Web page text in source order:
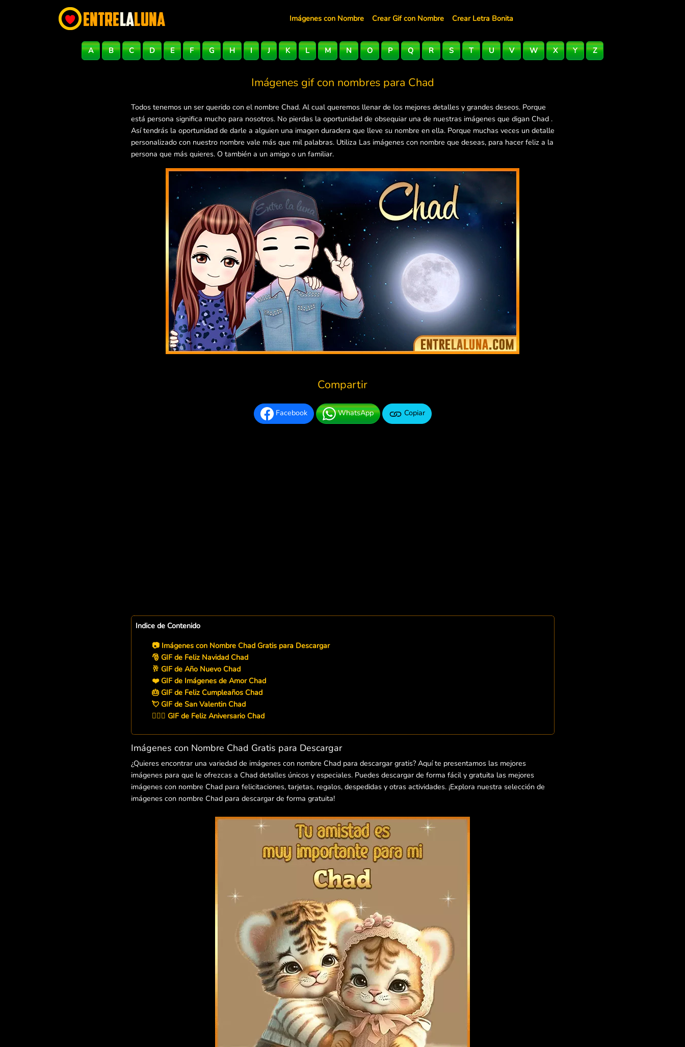
Imágenes con Nombre Crear Gif con Nombre Crear Letra Bonita
A B C D E F G H I J K L M N O P Q R S T U V W X Y Z
Imágenes gif con nombres para Chad
Todos tenemos un ser querido con el nombre Chad. Al cual queremos llenar de los mejores detalles y grandes deseos. Porque
está persona significa mucho para nosotros. No pierdas la oportunidad de obsequiar una de nuestras imágenes que digan Chad .
Así tendrás la oportunidad de darle a alguien una imagen duradera que lleve su nombre en ella. Porque muchas veces un detalle
personalizado con nuestro nombre vale más que mil palabras. Utiliza Las imágenes con nombre que deseas, para hacer feliz a la
persona que más quieres. O también a un amigo o un familiar.
Compartir
Facebook WhatsApp Copiar
Indice de Contenido
📷 Imágenes con Nombre Chad Gratis para Descargar
🎅 GIF de Feliz Navidad Chad
🥂 GIF de Año Nuevo Chad
❤️ GIF de Imágenes de Amor Chad
🎂 GIF de Feliz Cumpleaños Chad
💘 GIF de San Valentin Chad
👨‍❤️‍👨 GIF de Feliz Aniversario Chad
Imágenes con Nombre Chad Gratis para Descargar
¿Quieres encontrar una variedad de imágenes con nombre Chad para descargar gratis? Aquí te presentamos las mejores
imágenes para que le ofrezcas a Chad detalles únicos y especiales. Puedes descargar de forma fácil y gratuita las mejores
imágenes con nombre Chad para felicitaciones, tarjetas, regalos, despedidas y otras actividades. ¡Explora nuestra selección de
imágenes con nombre Chad para descargar de forma gratuita!